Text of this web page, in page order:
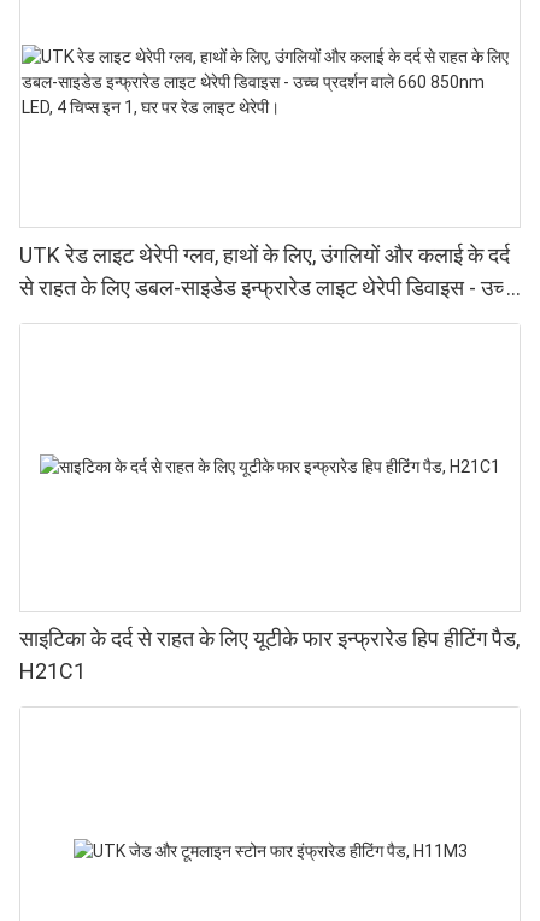
UTK रेड लाइट थेरेपी ग्लव, हाथों के लिए, उंगलियों और कलाई के दर्द
से राहत के लिए डबल-साइडेड इन्फ्रारेड लाइट थेरेपी डिवाइस - उच्च
प्रदर्शन वाले 660 850nm LED, 4 चिप्स इन 1, घर पर रेड लाइट
साइटिका के दर्द से राहत के लिए यूटीके फार इन्फ्रारेड हिप हीटिंग पैड,
H21C1